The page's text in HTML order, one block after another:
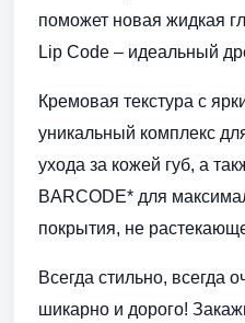
поможет новая жидкая
Lip Code – идеальный
Кремовая текстура с
уникальный комплекс
ухода за кожей губ, а
BARCODE* для
покрытия, не
Всегда стильно, всегда
шикарно и дорого!